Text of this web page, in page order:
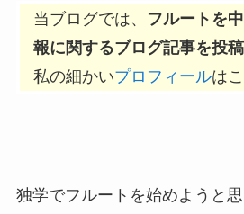
当ブログでは、
フルートを
報に関するブログ記事を投
私の細かいプロフィールは
独学でフルートを始めようと